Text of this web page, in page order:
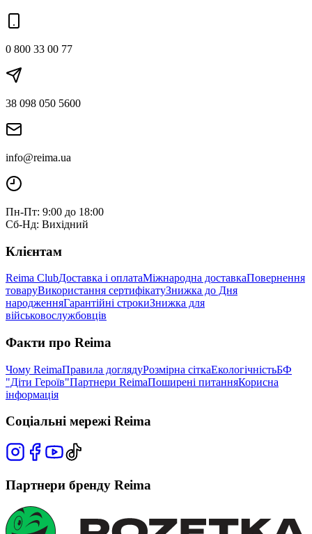
0 800 33 00 77
38 098 050 5600
info@reima.ua
Пн-Пт: 9:00 до 18:00
Сб-Нд: Вихідний
Клієнтам
Reima ClubДоставка і оплатаМіжнародна доставкаПовернення
товаруВикористання сертифікатуЗнижка до Дня
народженняГарантійні строкиЗнижка для
військовослужбовців
Факти про Reima
Чому ReimaПравила доглядуРозмірна сіткаЕкологічністьБФ
"Діти Героїв"Партнери ReimaПоширені питанняКорисна
інформація
Соціальні мережі Reima
Партнери бренду Reima